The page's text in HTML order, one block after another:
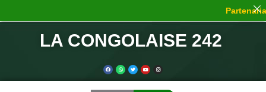
LA CONGOLAISE 242